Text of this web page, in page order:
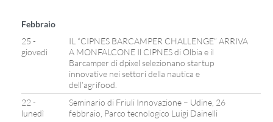
Febbraio
25 -
giovedì
IL “CIPNES BARCAMPER CHALLENGE” ARRIVA
A MONFALCONE Il CIPNES di Olbia e il
Barcamper di dpixel selezionano startup
innovative nei settori della nautica e
dell’agrifood.
22 -
lunedì
Seminario di Friuli Innovazione – Udine, 26
febbraio, Parco tecnologico Luigi Dainelli